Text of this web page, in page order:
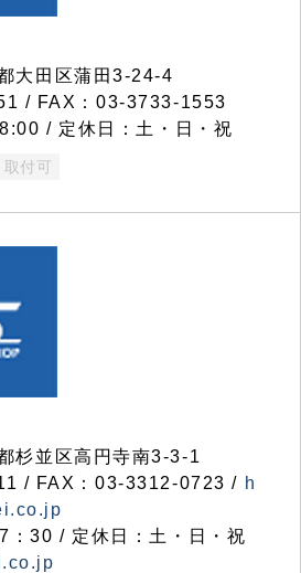
大田区蒲田3-24-4
/ FAX：03-3733-1553
/ 定休日：土・日・祝
取付可
並区高円寺南3-3-1
/ FAX：03-3312-0723 / h
：30 / 定休日：土・日・祝